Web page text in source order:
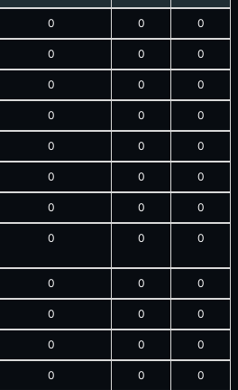
0 0 0
0 0 0
0 0 0
0 0 0
0 0 0
0 0 0
0 0 0
0 0 0
0 0 0
0 0 0
0 0 0
0 0 0